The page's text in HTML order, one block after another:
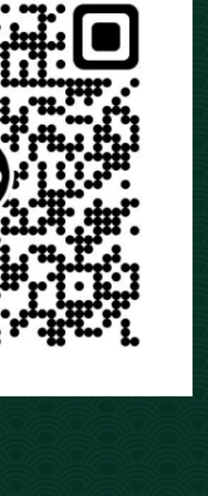
giàu cảm xúc. Bởi
Bác Hồ này
cảm.
nghệ nhân của
từng đường nét
đẹp khác nhau
sống. Ngoài ra
tranh đồng theo
nhu cầu khác
khách hàng yêu